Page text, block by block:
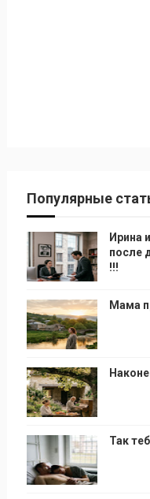
Популярные
Ирина
после
!!!
Мама
Так